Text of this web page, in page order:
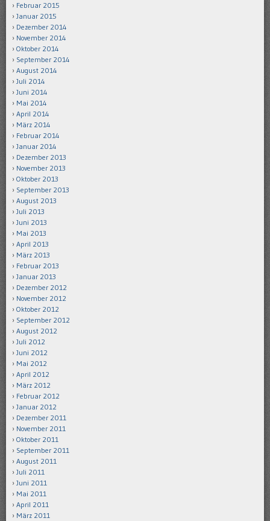
Februar 2015
Januar 2015
Dezember 2014
November 2014
Oktober 2014
September 2014
August 2014
Juli 2014
Juni 2014
Mai 2014
April 2014
März 2014
Februar 2014
Januar 2014
Dezember 2013
November 2013
Oktober 2013
September 2013
August 2013
Juli 2013
Juni 2013
Mai 2013
April 2013
März 2013
Februar 2013
Januar 2013
Dezember 2012
November 2012
Oktober 2012
September 2012
August 2012
Juli 2012
Juni 2012
Mai 2012
April 2012
März 2012
Februar 2012
Januar 2012
Dezember 2011
November 2011
Oktober 2011
September 2011
August 2011
Juli 2011
Juni 2011
Mai 2011
April 2011
März 2011